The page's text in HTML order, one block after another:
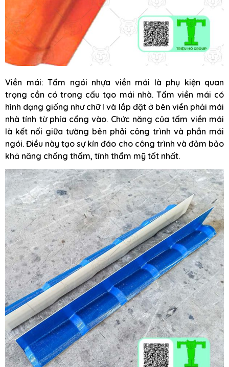
Viền mái: Tấm ngói nhựa viền mái là phụ kiện quan
trọng cần có trong cấu tạo mái nhà. Tấm viền mái có
hình dạng giống như chữ I và lắp đặt ở bên viền phải mái
nhà tính từ phía cổng vào. Chức năng của tấm viền mái
là kết nối giữa tường bên phải công trình và phần mái
ngói. Điều này tạo sự kín đáo cho công trình và đảm bảo
khả năng chống thấm, tính thẩm mỹ tốt nhất.